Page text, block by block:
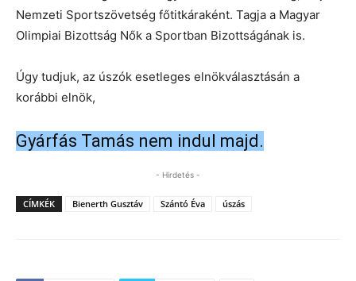
Nemzeti Sportszövetség főtitkáraként. Tagja a Magyar
Olimpiai Bizottság Nők a Sportban Bizottságának is.
Úgy tudjuk, az úszók esetleges elnökválasztásán a
korábbi elnök,
Gyárfás Tamás nem indul majd.
- Hirdetés -
CÍMKÉK Bienerth Gusztáv Szántó Éva úszás